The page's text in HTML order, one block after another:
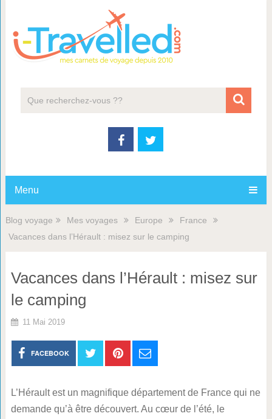
Menu
Blog voyage Mes voyages Europe
France
Vacances dans l’Hérault : misez sur le camping
Vacances dans l’Hérault : misez sur
le camping
11 Mai 2019
FACEBOOK
L’Hérault est un magnifique département de France qui ne
demande qu’à être découvert. Au cœur de l’été, le